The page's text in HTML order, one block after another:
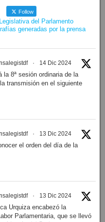
Follow
del Parlamento
generadas por la prensa
· 14 Dic 2024
la 8ª sesión ordinaria de la
transmisión en el siguiente
· 13 Dic 2024
el orden del día de la
· 13 Dic 2024
Urquiza encabezó la
Parlamentaria, que se llevó